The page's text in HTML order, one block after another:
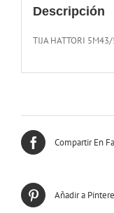
Descripción
TIJA HATTORI
Compartir En
Añadir a